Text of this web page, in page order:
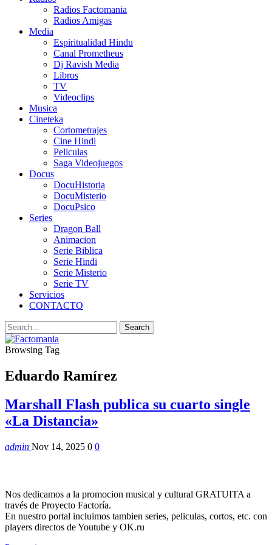
Radios Factomania
Radios Amigas
Media
Espiritualidad Hindu
Canal Prometheus
Dj Ravish Media
Libros
TV
Videoclips
Musica
Cineteka
Cortometrajes
Cine Hindi
Peliculas
Saga Videojuegos
Docus
DocuHistoria
DocuMisterio
DocuPsico
Series
Dragon Ball
Animacion
Serie Biblica
Serie Hindi
Serie Misterio
Serie TV
Servicios
CONTACTO
Browsing Tag
Eduardo Ramírez
Marshall Flash publica su cuarto single
«La Distancia»
admin Nov 14, 2025 0 0
Nos dedicamos a la promocion musical y cultural GRATUITA a
través de Proyecto Factoría.
En nuestro portal incluimos tambien series, peliculas, cortos, etc. con
players directos de Youtube y OK.ru